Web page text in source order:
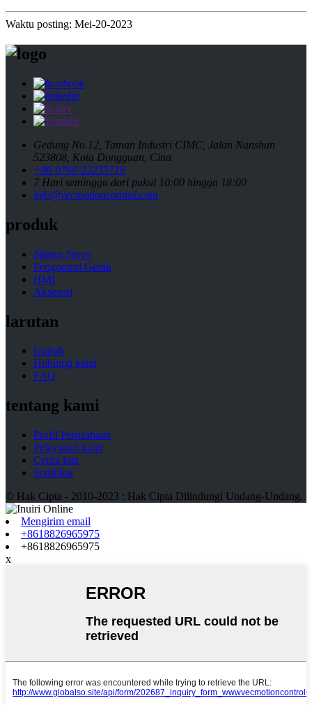
Waktu posting: Mei-20-2023
Gedung No.12, Taman Industri CIMC, Jalan Nanshan
523808, Kota Dongguan, Cina
+86 0769-22235716
7 Hari seminggu dari pukul 10:00 hingga 18:00
info@vecmotioncontrol.com
produk
Sistem Servo
Pengontrol Gerak
HMI
Aksesori
larutan
Unduh
Hubungi kami
FAQ
tentang kami
Profil Perusahaan
Pelayanan kami
Cerita kita
Sertifikat
© Hak Cipta - 2010-2023 : Hak Cipta Dilindungi Undang-Undang.
Mengirim email
+8618826965975
+8618826965975
x